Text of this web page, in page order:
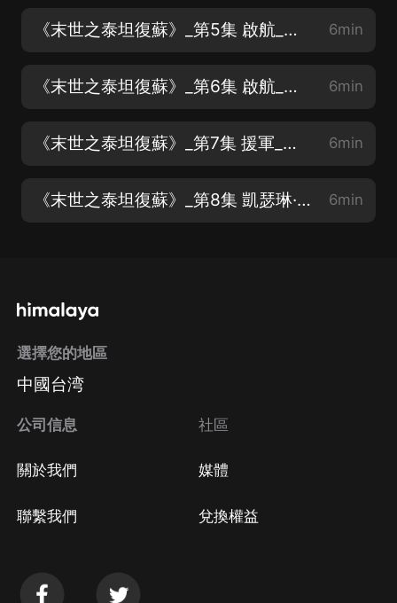
《末世之泰坦復蘇》_第5集 啟航_求訂閱求關注求月票 6min
《末世之泰坦復蘇》_第6集 啟航_求訂閱求關注求月票 6min
《末世之泰坦復蘇》_第7集 援軍_求訂閱求關注求月票 6min
《末世之泰坦復蘇》_第8集 凱瑟琳·卡洛斯_求訂閱求關注求月票 6min
選擇您的地區
中國台湾
公司信息
關於我們
聯繫我們
社區
媒體
兌換權益